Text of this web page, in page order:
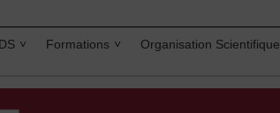
Formations Organisation Scientifique